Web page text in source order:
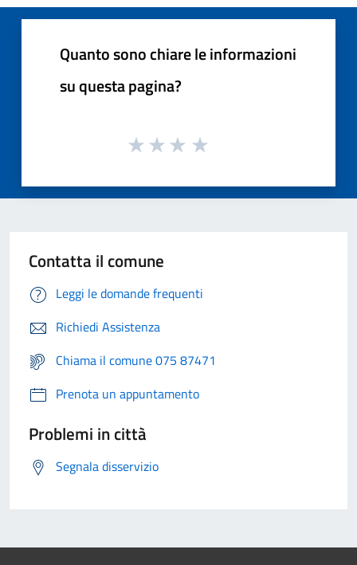
Quanto sono chiare le informazioni
su questa pagina?
Contatta il comune
Leggi le domande frequenti
Richiedi Assistenza
Chiama il comune 075 87471
Prenota un appuntamento
Problemi in città
Segnala disservizio